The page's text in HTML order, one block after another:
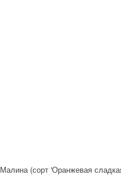
Малина (сорт 'Оранжевая